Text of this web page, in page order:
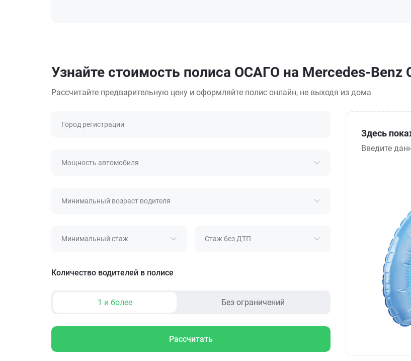
Узнайте стоимость полиса ОСАГО на Mercedes-Benz
Рассчитайте предварительную цену и оформляйте полис онлайн, не выходя из дома
Город регистрации
Мощность автомобиля
Минимальный возраст водителя
Минимальный стаж Стаж без ДТП
Количество водителей в полисе
1 и более Без ограничений
Рассчитать
Здесь
Введите